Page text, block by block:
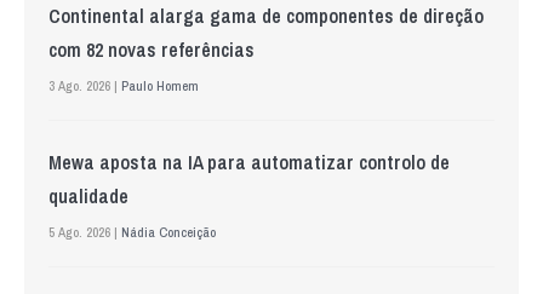
Continental alarga gama de componentes de direção
com 82 novas referências
3 Ago. 2026 | Paulo Homem
Mewa aposta na IA para automatizar controlo de
qualidade
5 Ago. 2026 | Nádia Conceição